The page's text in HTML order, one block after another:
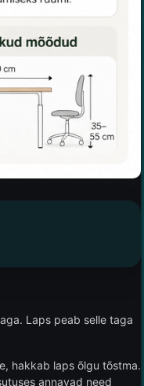
Laps peab selle taga
hakkab laps õlgu tõstma.
annavad need